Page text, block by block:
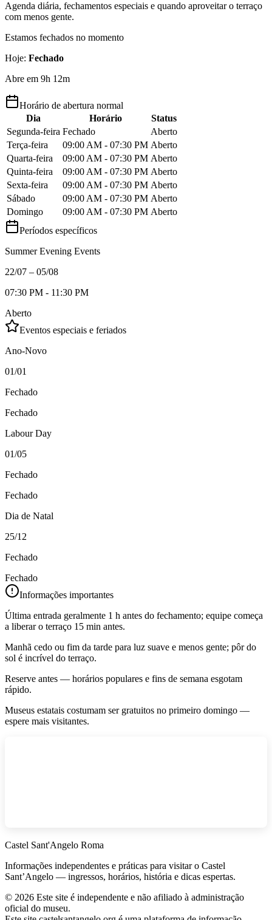
Agenda diária, fechamentos especiais e quando aproveitar o terraço
com menos gente.
Estamos fechados no momento
Hoje: Fechado
Abre em 9h 12m
Horário de abertura normal
Dia
Horário
Status
Segunda-feira Fechado
Aberto
Terça-feira
09:00 AM - 07:30 PM Aberto
Quarta-feira
09:00 AM - 07:30 PM Aberto
Quinta-feira
09:00 AM - 07:30 PM Aberto
Sexta-feira
09:00 AM - 07:30 PM Aberto
Sábado
09:00 AM - 07:30 PM Aberto
Domingo
09:00 AM - 07:30 PM Aberto
Períodos específicos
Summer Evening Events
22/07 – 05/08
07:30 PM - 11:30 PM
Aberto
Eventos especiais e feriados
Ano-Novo
01/01
Fechado
Fechado
Labour Day
01/05
Fechado
Fechado
Dia de Natal
25/12
Fechado
Fechado
Informações importantes
Última entrada geralmente 1 h antes do fechamento; equipe começa
a liberar o terraço 15 min antes.
Manhã cedo ou fim da tarde para luz suave e menos gente; pôr do
sol é incrível do terraço.
Reserve antes — horários populares e fins de semana esgotam
rápido.
Museus estatais costumam ser gratuitos no primeiro domingo —
espere mais visitantes.
Castel Sant'Angelo Roma
Informações independentes e práticas para visitar o Castel
Sant’Angelo — ingressos, horários, história e dicas espertas.
© 2026 Este site é independente e não afiliado à administração
oficial do museu.